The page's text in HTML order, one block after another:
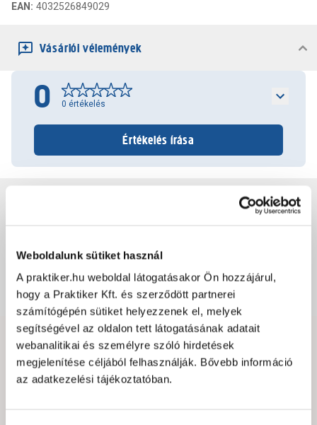
Weboldalunk sütiket használ
A praktiker.hu weboldal látogatásakor Ön hozzájárul,
hogy a Praktiker Kft. és szerződött partnerei
számítógépén sütiket helyezzenek el, melyek
segítségével az oldalon tett látogatásának adatait
webanalitikai és személyre szóló hirdetések
megjelenítése céljából felhasználják. Bővebb információ
az adatkezelési tájékoztatóban.
EAN : 4032526849029
Vásárlói vélemények
0 0 értékelés
Értékelés írása
Csomagolási és súly információk
Dokumentumok, felelős személy
Hibát találtál az oldalon vagy a termék leírásában?
Kérjük jelezd nekünk!